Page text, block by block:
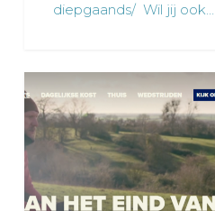
diepgaands/ Wil jij ook…
getuigenis
van
Limburgs
duo
in
4